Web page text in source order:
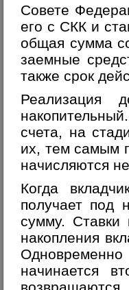
Совете
его с СКК и
общая сумма
заемные
также срок
Реализация
счета, на
их, тем самым
начисляются
Когда
получает под
сумму.
накопления
начинается